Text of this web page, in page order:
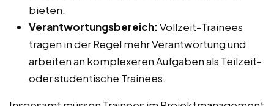
bieten.
Verantwortungsbereich:Vollzeit-Trainees
tragen in der Regel mehr Verantwortung und
arbeiten an komplexeren Aufgaben als Teilzeit-
oder studentische Trainees.